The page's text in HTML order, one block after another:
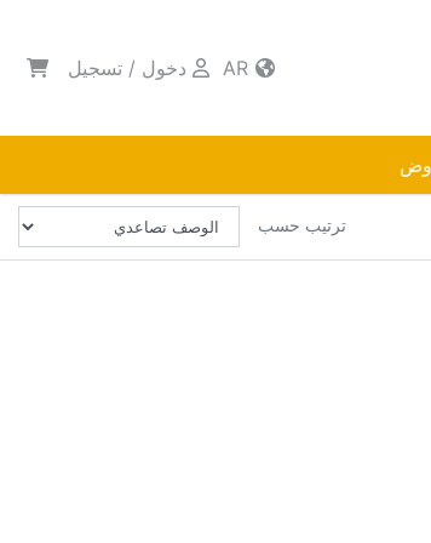
دخول / تسجيل
ترتيب حسب